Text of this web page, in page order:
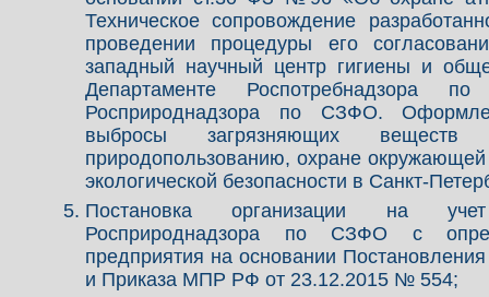
Техническое сопровождение
проведении процедуры его
западный научный центр гигиены и
Департаменте Роспотребнадзора
Росприроднадзора по СЗФО.
выбросы загрязняющих
природопользованию, охране
экологической безопасности в Санкт-
Постановка организации на
Росприроднадзора по СЗФО с
предприятия на основании
и Приказа МПР РФ от 23.12.2015 № 554;